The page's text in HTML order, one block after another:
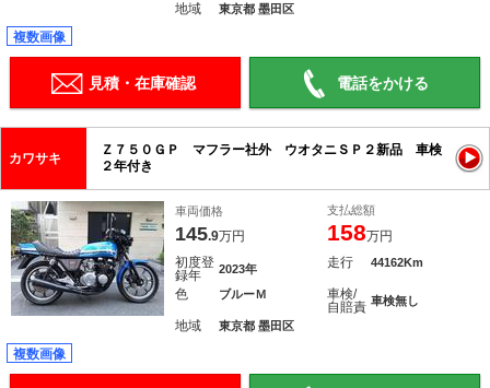
地域 東京都 墨田区
複数画像
見積・在庫確認 電話をかける
カワサキ
Ｚ７５０ＧＰ マフラー社外 ウオタニＳＰ２新品 車検
２年付き
車両価格
145.9万円
支払総額
158万円
初度登
録年
2023年 走行 44162Km
色 ブルーＭ
車検/
自賠責 車検無し
地域 東京都 墨田区
複数画像